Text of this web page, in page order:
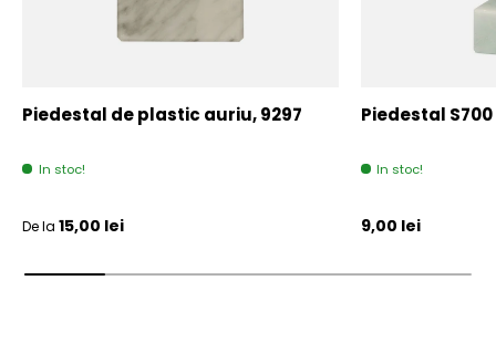
Piedestal de plastic auriu, 9297
In stoc!
Pret initial
De la 15,00 lei
Piedestal S700
In stoc!
Pret initial
9,00 lei